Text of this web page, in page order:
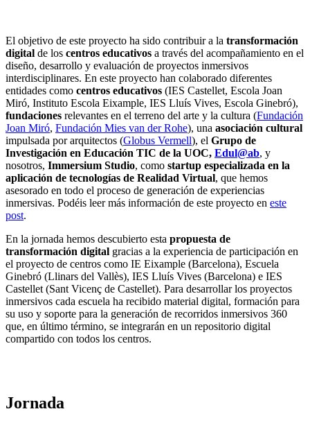
El objetivo de este proyecto ha sido contribuir a la transformación
digital de los centros educativos a través del acompañamiento en el
diseño, desarrollo y evaluación de proyectos inmersivos
interdisciplinares. En este proyecto han colaborado diferentes
entidades como centros educativos (IES Castellet, Escola Joan
Miró, Instituto Escola Eixample, IES Lluís Vives, Escola Ginebró),
fundaciones relevantes en el terreno del arte y la cultura (Fundación
Joan Miró, Fundación Mies van der Rohe), una asociación cultural
impulsada por arquitectos (Globus Vermell), el Grupo de
Investigación en Educación TIC de la UOC, Edul@ab, y
nosotros, Immersium Studio, como startup especializada en la
aplicación de tecnologías de Realidad Virtual, que hemos
asesorado en todo el proceso de generación de experiencias
inmersivas. Podéis leer más información de este proyecto en este
post.
En la jornada hemos descubierto esta propuesta de
transformación digital gracias a la experiencia de participación en
el proyecto de centros como IE Eixample (Barcelona), Escuela
Ginebró (Llinars del Vallès), IES Lluís Vives (Barcelona) e IES
Castellet (Sant Vicenç de Castellet). Para desarrollar los proyectos
inmersivos cada escuela ha recibido material digital, formación para
su uso y soporte para la generación de recorridos inmersivos 360
que, en último término, se integrarán en un repositorio digital
compartido con todos los centros.
Jornada